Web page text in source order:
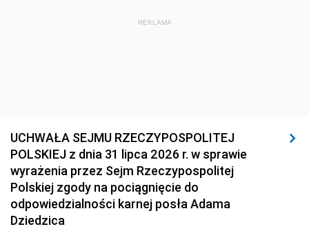
REKLAMA
UCHWAŁA SEJMU RZECZYPOSPOLITEJ
POLSKIEJ z dnia 31 lipca 2026 r. w sprawie
wyrażenia przez Sejm Rzeczypospolitej
Polskiej zgody na pociągnięcie do
odpowiedzialności karnej posła Adama
Dziedzica